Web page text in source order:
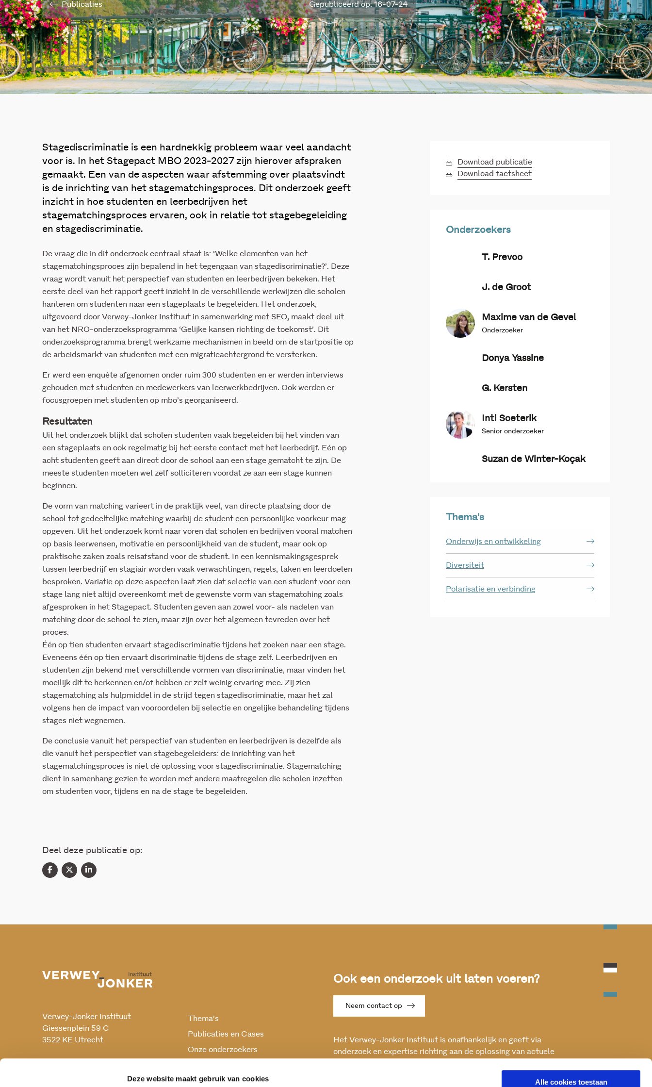
Deze website maakt gebruik van cookies Alle cookies toestaan
Publicaties Gepubliceerd op: 16-07-24
Stagediscriminatie is een hardnekkig probleem waar veel aandacht
voor is. In het Stagepact MBO 2023-2027 zijn hierover afspraken
gemaakt. Een van de aspecten waar afstemming over plaatsvindt
is de inrichting van het stagematchingsproces. Dit onderzoek geeft
inzicht in hoe studenten en leerbedrijven het
stagematchingsproces ervaren, ook in relatie tot stagebegeleiding
en stagediscriminatie.
De vraag die in dit onderzoek centraal staat is: ‘Welke elementen van het
stagematchingsproces zijn bepalend in het tegengaan van stagediscriminatie?’. Deze
vraag wordt vanuit het perspectief van studenten en leerbedrijven bekeken. Het
eerste deel van het rapport geeft inzicht in de verschillende werkwijzen die scholen
hanteren om studenten naar een stageplaats te begeleiden. Het onderzoek,
uitgevoerd door Verwey-Jonker Instituut in samenwerking met SEO, maakt deel uit
van het NRO-onderzoeksprogramma ‘Gelijke kansen richting de toekomst’. Dit
onderzoeksprogramma brengt werkzame mechanismen in beeld om de startpositie op
de arbeidsmarkt van studenten met een migratieachtergrond te versterken.
Er werd een enquête afgenomen onder ruim 300 studenten en er werden interviews
gehouden met studenten en medewerkers van leerwerkbedrijven. Ook werden er
focusgroepen met studenten op mbo’s georganiseerd.
Resultaten
Uit het onderzoek blijkt dat scholen studenten vaak begeleiden bij het vinden van
een stageplaats en ook regelmatig bij het eerste contact met het leerbedrijf. Eén op
acht studenten geeft aan direct door de school aan een stage gematcht te zijn. De
meeste studenten moeten wel zelf solliciteren voordat ze aan een stage kunnen
beginnen.
De vorm van matching varieert in de praktijk veel, van directe plaatsing door de
school tot gedeeltelijke matching waarbij de student een persoonlijke voorkeur mag
opgeven. Uit het onderzoek komt naar voren dat scholen en bedrijven vooral matchen
op basis leerwensen, motivatie en persoonlijkheid van de student, maar ook op
praktische zaken zoals reisafstand voor de student. In een kennismakingsgesprek
tussen leerbedrijf en stagiair worden vaak verwachtingen, regels, taken en leerdoelen
besproken. Variatie op deze aspecten laat zien dat selectie van een student voor een
stage lang niet altijd overeenkomt met de gewenste vorm van stagematching zoals
afgesproken in het Stagepact. Studenten geven aan zowel voor- als nadelen van
matching door de school te zien, maar zijn over het algemeen tevreden over het
proces.
Één op tien studenten ervaart stagediscriminatie tijdens het zoeken naar een stage.
Eveneens één op tien ervaart discriminatie tijdens de stage zelf. Leerbedrijven en
studenten zijn bekend met verschillende vormen van discriminatie, maar vinden het
moeilijk dit te herkennen en/of hebben er zelf weinig ervaring mee. Zij zien
stagematching als hulpmiddel in de strijd tegen stagediscriminatie, maar het zal
volgens hen de impact van vooroordelen bij selectie en ongelijke behandeling tijdens
stages niet wegnemen.
De conclusie vanuit het perspectief van studenten en leerbedrijven is dezelfde als
die vanuit het perspectief van stagebegeleiders: de inrichting van het
stagematchingsproces is niet dé oplossing voor stagediscriminatie. Stagematching
dient in samenhang gezien te worden met andere maatregelen die scholen inzetten
om studenten voor, tijdens en na de stage te begeleiden.
Download publicatie
Download factsheet
Onderzoekers
T. Prevoo
J. de Groot
Maxime van de Gevel
Onderzoeker
Donya Yassine
G. Kersten
Inti Soeterik
Senior onderzoeker
Suzan de Winter-Koçak
Thema's
Onderwijs en ontwikkeling
Diversiteit
Polarisatie en verbinding
Deel deze publicatie op:
Verwey-Jonker Instituut
Giessenplein 59 C
3522 KE Utrecht
Thema’s
Publicaties en Cases
Onze onderzoekers
Ook een onderzoek uit laten voeren?
Neem contact op
Het Verwey-Jonker Instituut is onafhankelijk en geeft via
onderzoek en expertise richting aan de oplossing van actuele